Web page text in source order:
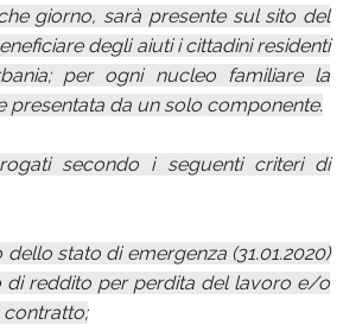
giorno, sarà presente sul sito del
degli aiuti i cittadini residenti
per ogni nucleo familiare la
presentata da un solo componente.
secondo i seguenti criteri di
dello stato di emergenza (31.01.2020)
di reddito per perdita del lavoro e/o